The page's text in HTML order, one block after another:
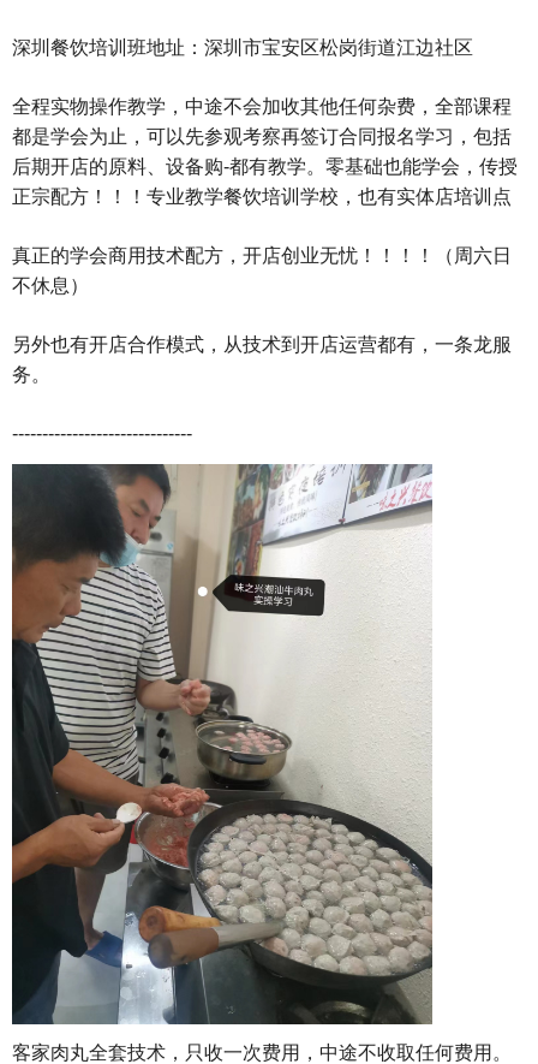
深圳餐饮培训班地址：深圳市宝安区松岗街道江边社区
全程实物操作教学，中途不会加收其他任何杂费，全部课程
都是学会为止，可以先参观考察再签订合同报名学习，包括
后期开店的原料、设备购-都有教学。零基础也能学会，传授
正宗配方！！！专业教学餐饮培训学校，也有实体店培训点
真正的学会商用技术配方，开店创业无忧！！！！（周六日
不休息）
另外也有开店合作模式，从技术到开店运营都有，一条龙服
务。
------------------------------
客家肉丸全套技术，只收一次费用，中途不收取任何费用。